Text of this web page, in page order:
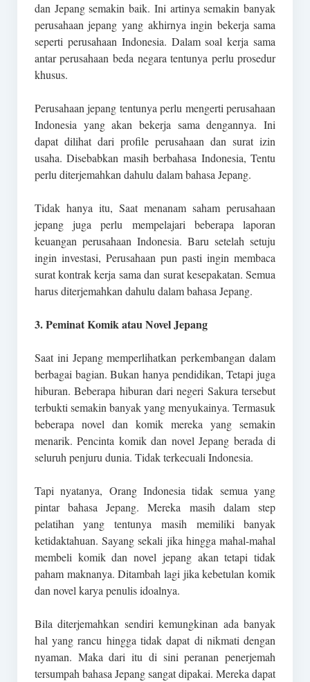
dan Jepang semakin baik. Ini artinya semakin banyak
perusahaan jepang yang akhirnya ingin bekerja sama
seperti perusahaan Indonesia. Dalam soal kerja sama
antar perusahaan beda negara tentunya perlu prosedur
khusus.
Perusahaan jepang tentunya perlu mengerti perusahaan
Indonesia yang akan bekerja sama dengannya. Ini
dapat dilihat dari profile perusahaan dan surat izin
usaha. Disebabkan masih berbahasa Indonesia, Tentu
perlu diterjemahkan dahulu dalam bahasa Jepang.
Tidak hanya itu, Saat menanam saham perusahaan
jepang juga perlu mempelajari beberapa laporan
keuangan perusahaan Indonesia. Baru setelah setuju
ingin investasi, Perusahaan pun pasti ingin membaca
surat kontrak kerja sama dan surat kesepakatan. Semua
harus diterjemahkan dahulu dalam bahasa Jepang.
3. Peminat Komik atau Novel Jepang
Saat ini Jepang memperlihatkan perkembangan dalam
berbagai bagian. Bukan hanya pendidikan, Tetapi juga
hiburan. Beberapa hiburan dari negeri Sakura tersebut
terbukti semakin banyak yang menyukainya. Termasuk
beberapa novel dan komik mereka yang semakin
menarik. Pencinta komik dan novel Jepang berada di
seluruh penjuru dunia. Tidak terkecuali Indonesia.
Tapi nyatanya, Orang Indonesia tidak semua yang
pintar bahasa Jepang. Mereka masih dalam step
pelatihan yang tentunya masih memiliki banyak
ketidaktahuan. Sayang sekali jika hingga mahal-mahal
membeli komik dan novel jepang akan tetapi tidak
paham maknanya. Ditambah lagi jika kebetulan komik
dan novel karya penulis idoalnya.
Bila diterjemahkan sendiri kemungkinan ada banyak
hal yang rancu hingga tidak dapat di nikmati dengan
nyaman. Maka dari itu di sini peranan penerjemah
tersumpah bahasa Jepang sangat dipakai. Mereka dapat